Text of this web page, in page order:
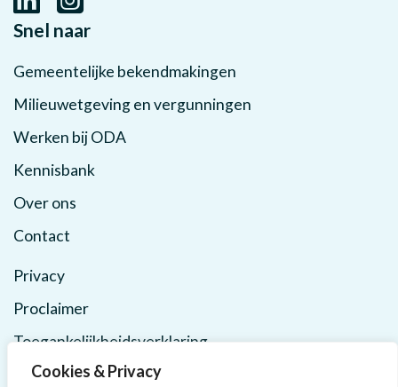
Cookies & Privacy
Snel naar
Gemeentelijke bekendmakingen
Milieuwetgeving en vergunningen
Werken bij ODA
Kennisbank
Over ons
Contact
Privacy
Proclaimer
Toegankelijkheidsverklaring